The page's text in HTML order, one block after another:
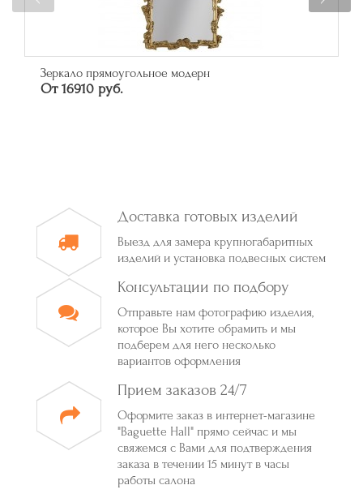
Зеркало прямоугольное модерн
От 16910 руб.
Доставка готовых изделий
Выезд для замера крупногабаритных
изделий и установка подвесных систем
Консультации по подбору
Отправьте нам фотографию изделия,
которое Вы хотите обрамить и мы
подберем для него несколько
вариантов оформления
Прием заказов 24/7
Оформите заказ в интернет-магазине
"Baguette Hall" прямо сейчас и мы
свяжемся с Вами для подтверждения
заказа в течении 15 минут в часы
работы салона